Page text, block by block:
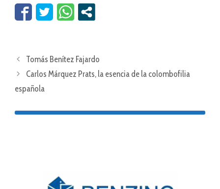
Tomás Benítez Fajardo
Carlos Márquez Prats, la esencia de la colombofilia
española